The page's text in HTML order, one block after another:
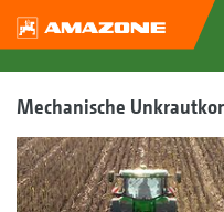
Mechanische